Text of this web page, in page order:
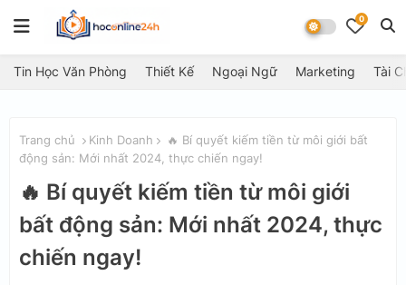
0
Tin Học Văn Phòng Thiết Kế Ngoại Ngữ Marketing Tài
Trang chủ Kinh Doanh
🔥 Bí quyết kiếm tiền từ môi giới bất
động sản: Mới nhất 2024, thực chiến ngay!
🔥 Bí quyết kiếm tiền từ môi giới
bất động sản: Mới nhất 2024, thực
chiến ngay!